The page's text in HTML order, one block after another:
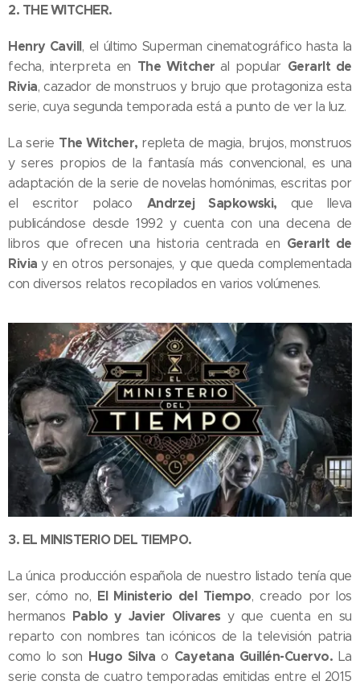
2. THE WITCHER.
Henry Cavill, el último Superman cinematográfico hasta la
fecha, interpreta en The Witcher al popular Gerarlt de
Rivia, cazador de monstruos y brujo que protagoniza esta
serie, cuya segunda temporada está a punto de ver la luz.
La serie The Witcher, repleta de magia, brujos, monstruos
y seres propios de la fantasía más convencional, es una
adaptación de la serie de novelas homónimas, escritas por
el escritor polaco Andrzej Sapkowski, que lleva
publicándose desde 1992 y cuenta con una decena de
libros que ofrecen una historia centrada en Gerarlt de
Riviay en otros personajes, y que queda complementada
con diversos relatos recopilados en varios volúmenes.
3. EL MINISTERIO DEL TIEMPO.
La única producción española de nuestro listado tenía que
ser, cómo no, El Ministerio del Tiempo, creado por los
hermanos Pablo y Javier Olivares y que cuenta en su
reparto con nombres tan icónicos de la televisión patria
como lo son Hugo Silva o Cayetana Guillén-Cuervo. La
serie consta de cuatro temporadas emitidas entre el 2015